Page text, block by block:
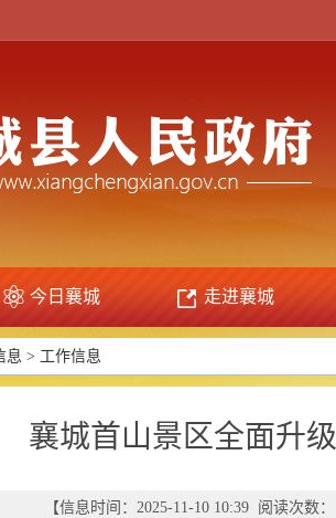
今日襄城 走进襄城
息 > 工作信息
襄城首山景区全面升
【信息时间：2025-11-10 10:39 阅读次数：